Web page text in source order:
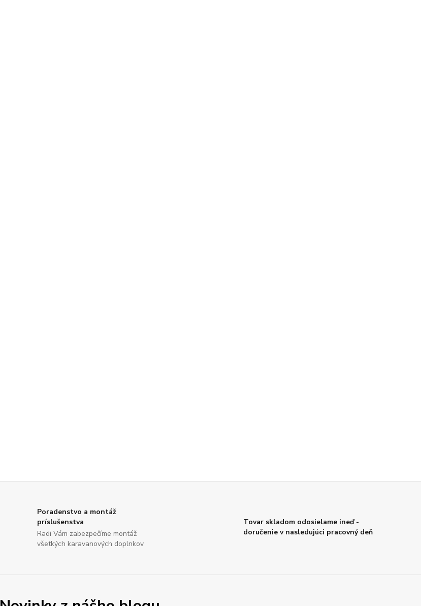
Poradenstvo a montáž
príslušenstva
Radi Vám zabezpečíme montáž
všetkých karavanových doplnkov
Tovar skladom odosielame ineď -
doručenie v nasledujúci pracovný deň